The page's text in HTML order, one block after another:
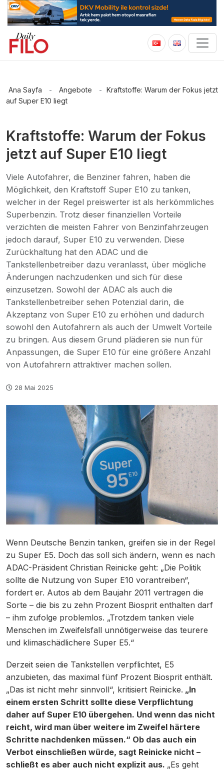
Ana Sayfa - Angebote - Kraftstoffe: Warum der Fokus jetzt
auf Super E10 liegt
Kraftstoffe: Warum der Fokus
jetzt auf Super E10 liegt
Viele Autofahrer, die Benziner fahren, haben die
Möglichkeit, den Kraftstoff Super E10 zu tanken,
welcher in der Regel preiswerter ist als herkömmliches
Superbenzin. Trotz dieser finanziellen Vorteile
verzichten die meisten Fahrer von Benzinfahrzeugen
jedoch darauf, Super E10 zu verwenden. Diese
Zurückhaltung hat den ADAC und die
Tankstellenbetreiber dazu veranlasst, über mögliche
Änderungen nachzudenken und sich für diese
einzusetzen. Sowohl der ADAC als auch die
Tankstellenbetreiber sehen Potenzial darin, die
Akzeptanz von Super E10 zu erhöhen und dadurch
sowohl den Autofahrern als auch der Umwelt Vorteile
zu bringen. Aus diesem Grund plädieren sie nun für
Anpassungen, die Super E10 für eine größere Anzahl
von Autofahrern attraktiver machen sollen.
28 Mai 2025
Wenn Deutsche Benzin tanken, greifen sie in der Regel
zu Super E5. Doch das soll sich ändern, wenn es nach
ADAC-Präsident Christian Reinicke geht: „Die Politik
sollte die Nutzung von Super E10 vorantreiben“,
fordert er. Autos ab dem Baujahr 2011 vertragen die
Sorte – die bis zu zehn Prozent Biosprit enthalten darf
– ihm zufolge problemlos. „Trotzdem tanken viele
Menschen im Zweifelsfall unnötigerweise das teurere
und klimaschädlichere Super E5.“
Derzeit seien die Tankstellen verpflichtet, E5
anzubieten, das maximal fünf Prozent Biosprit enthält.
„Das ist nicht mehr sinnvoll“, kritisiert Reinicke. „In
einem ersten Schritt sollte diese Verpflichtung
daher auf Super E10 übergehen. Und wenn das nicht
reicht, wird man über weitere im Zweifel härtere
Schritte nachdenken müssen.“ Ob das auch ein
Verbot einschließen würde, sagt Reinicke nicht –
schließt es aber auch nicht explizit aus. „Es geht